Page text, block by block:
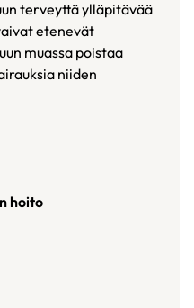
terveyttä ylläpitävää
etenevät
muassa poistaa
niiden
hoito